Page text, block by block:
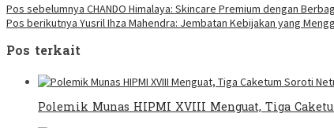
Pos sebelumnya CHANDO Himalaya: Skincare Premium dengan
Pos berikutnya Yusril Ihza Mahendra: Jembatan Kebijakan yang
Pos terkait
Polemik Munas HIPMI XVIII Menguat, Tiga